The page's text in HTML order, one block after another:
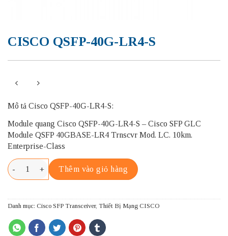
CISCO QSFP-40G-LR4-S
Mô tả Cisco QSFP-40G-LR4-S:
Module quang Cisco QSFP-40G-LR4-S – Cisco SFP GLC
Module QSFP 40GBASE-LR4 Trnscvr Mod. LC. 10km.
Enterprise-Class
CISCO QSFP-40G-LR4-S số lượng
Thêm vào giỏ hàng
Danh mục: Cisco SFP Transceiver, Thiết Bị Mạng CISCO